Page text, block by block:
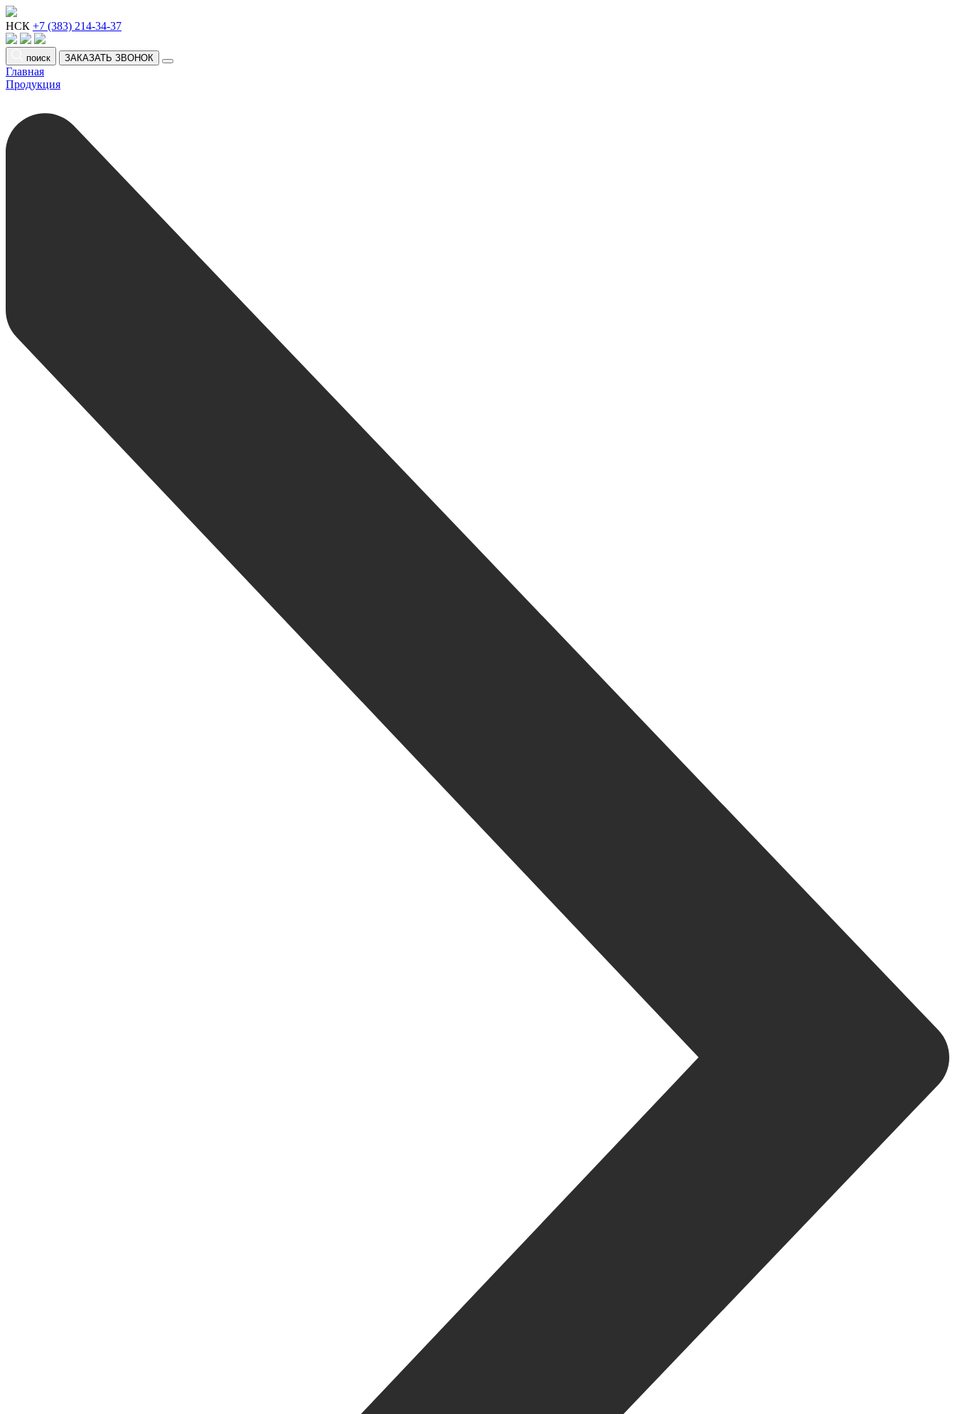
НСК +7 (383) 214-34-37
поиск ЗАКАЗАТЬ ЗВОНОК
Главная
Продукция